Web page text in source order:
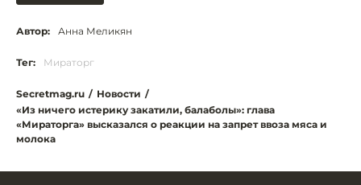
Автор: Анна Меликян
Тег: Мираторг
Secretmag.ru / Новости /
«Из ничего истерику закатили, балаболы»: глава
«Мираторга» высказался о реакции на запрет ввоза мяса и
молока